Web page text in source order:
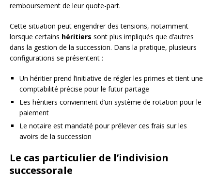
remboursement de leur quote-part.
Cette situation peut engendrer des tensions, notamment
lorsque certains héritiers sont plus impliqués que d’autres
dans la gestion de la succession. Dans la pratique, plusieurs
configurations se présentent :
Un héritier prend l’initiative de régler les primes et tient une
comptabilité précise pour le futur partage
Les héritiers conviennent d’un système de rotation pour le
paiement
Le notaire est mandaté pour prélever ces frais sur les
avoirs de la succession
Le cas particulier de l’indivision
successorale